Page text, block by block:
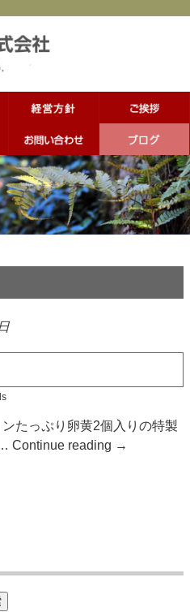
たっぷり卵黄2個入りの特製
Continue reading →